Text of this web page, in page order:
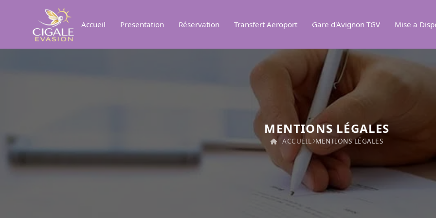
Accueil Presentation Réservation Transfert Aeroport Gare d'Avignon TGV Mise a
MENTIONS LÉGALES
ACCUEIL MENTIONS LÉGALES